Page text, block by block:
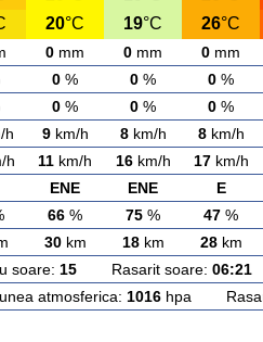
20°C 19°C 26°C
0 mm 0 mm 0 mm
0 % 0 % 0 %
0 % 0 % 0 %
h 9km/h 8km/h 8km/h
h 11 km/h 16km/h 17km/h
ENE ENE E
66 % 75 % 47 %
30km 18km 28km
soare: 15Rasarit soare: 06:21
atmosferica: 1016hpa